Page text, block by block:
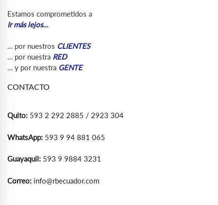
Estamos comprometidos a
Ir más lejos…
… por nuestros CLIENTES
… por nuestra RED
… y por nuestra GENTE
CONTACTO
Quito: 593 2 292 2885 / 2923 304
WhatsApp: 593 9 94 881 065
Guayaquil: 593 9 9884 3231
Correo: info@rbecuador.com